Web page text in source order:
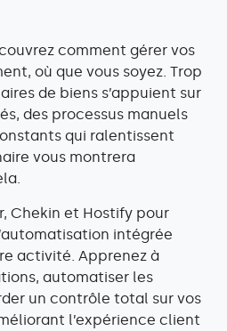
comment gérer vos
où que vous soyez. Trop
de biens s’appuient sur
des processus manuels
qui ralentissent
vous montrera
Chekin et Hostify pour
intégrée
activité. Apprenez à
automatiser les
un contrôle total sur vos
l’expérience client